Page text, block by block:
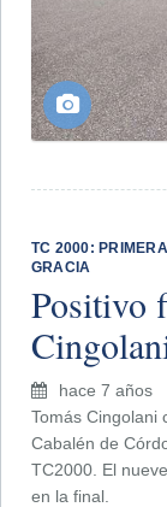
TC 2000:
GRACIA
Positivo
hace 7 años
Tomás Cingolani
Cabalén de
TC2000. El
en la final.